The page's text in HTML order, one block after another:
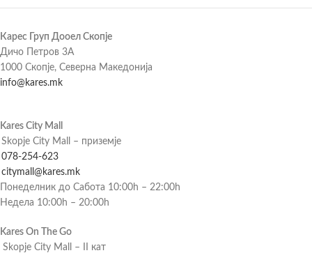
Карес Груп Дооел Скопје
Дичо Петров 3А
1000 Скопје, Северна Македонија
info@kares.mk
Kares City Mall
Skopje City Mall – приземје
078-254-623
citymall@kares.mk
Понеделник до Сабота 10:00h – 22:00h
Недела 10:00h – 20:00h
Kares On The Go
Skopje City Mall – II кат